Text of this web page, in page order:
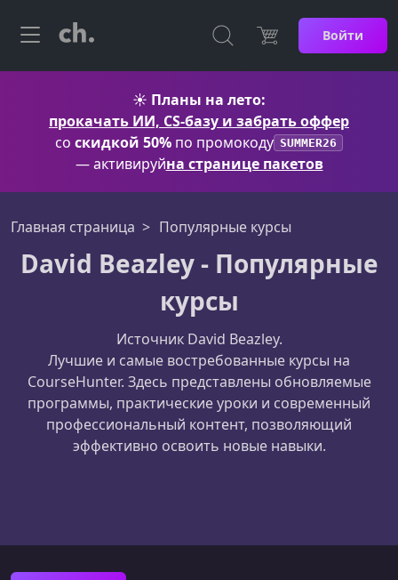
Войти
☀️ Планы на лето:
прокачать ИИ, CS-базу и забрать оффер
со скидкой 50% по промокоду SUMMER26
— активируйна странице пакетов
Главная страница Популярные курсы
David Beazley - Популярные
курсы
Источник David Beazley.
Лучшие и самые востребованные курсы на
CourseHunter. Здесь представлены обновляемые
программы, практические уроки и современный
профессиональный контент, позволяющий
эффективно освоить новые навыки.